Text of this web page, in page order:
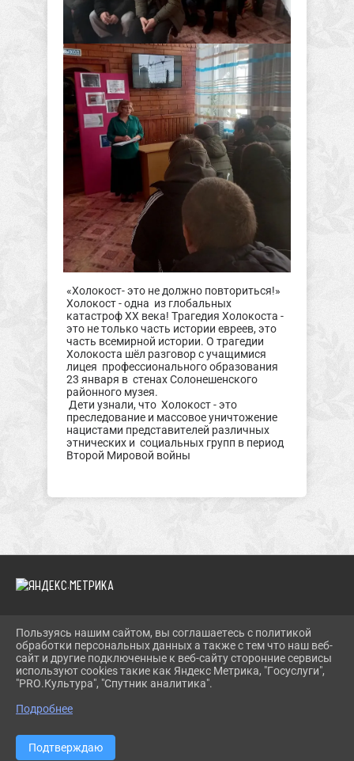
«Холокост- это не должно повториться!»
Холокост - одна из глобальных
катастроф XX века! Трагедия Холокоста -
это не только часть истории евреев, это
часть всемирной истории. О трагедии
Холокоста шёл разговор с учащимися
лицея профессионального образования
23 января в стенах Солонешенского
районного музея.
Дети узнали, что Холокост - это
преследование и массовое уничтожение
нацистами представителей различных
этнических и социальных групп в период
Второй Мировой войны
2026 Г. SOLONESHMUZEY.RU
ВХОД
КАРТА САЙТА
ПОЛИТИКА ОБРАБОТКИ ПЕРСОНАЛЬНЫХ ДАННЫХ
СДЕЛАНО НА KUBCMS
Пользуясь нашим сайтом, вы соглашаетесь с политикой
обработки персональных данных а также с тем что наш веб-
сайт и другие подключенные к веб-сайту сторонние сервисы
используют cookies такие как Яндекс Метрика, "Госуслуги",
"PRO.Культура", "Спутник аналитика".
Подробнее
Подтверждаю